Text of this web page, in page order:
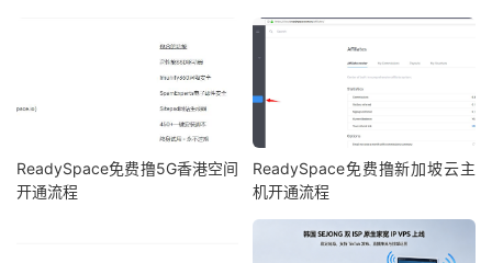
ReadySpace免费撸5G香港空间
开通流程
ReadySpace免费撸新加坡云主
机开通流程